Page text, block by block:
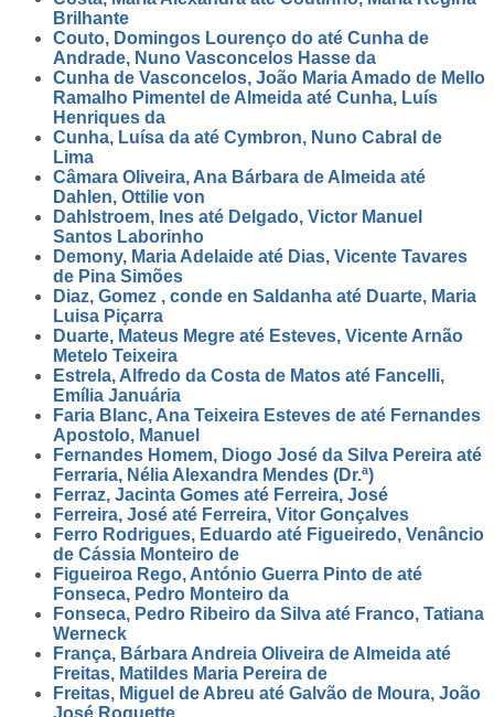
Brilhante
Couto, Domingos Lourenço do até Cunha de
Andrade, Nuno Vasconcelos Hasse da
Cunha de Vasconcelos, João Maria Amado de Mello
Ramalho Pimentel de Almeida até Cunha, Luís
Henriques da
Cunha, Luísa da até Cymbron, Nuno Cabral de
Lima
Câmara Oliveira, Ana Bárbara de Almeida até
Dahlen, Ottilie von
Dahlstroem, Ines até Delgado, Victor Manuel
Santos Laborinho
Demony, Maria Adelaide até Dias, Vicente Tavares
de Pina Simões
Diaz, Gomez , conde en Saldanha até Duarte, Maria
Luisa Piçarra
Duarte, Mateus Megre até Esteves, Vicente Arnão
Metelo Teixeira
Estrela, Alfredo da Costa de Matos até Fancelli,
Emília Januária
Faria Blanc, Ana Teixeira Esteves de até Fernandes
Apostolo, Manuel
Fernandes Homem, Diogo José da Silva Pereira até
Ferraria, Nélia Alexandra Mendes (Dr.ª)
Ferraz, Jacinta Gomes até Ferreira, José
Ferreira, José até Ferreira, Vitor Gonçalves
Ferro Rodrigues, Eduardo até Figueiredo, Venâncio
de Cássia Monteiro de
Figueiroa Rego, António Guerra Pinto de até
Fonseca, Pedro Monteiro da
Fonseca, Pedro Ribeiro da Silva até Franco, Tatiana
Werneck
França, Bárbara Andreia Oliveira de Almeida até
Freitas, Matildes Maria Pereira de
Freitas, Miguel de Abreu até Galvão de Moura, João
José Roquette